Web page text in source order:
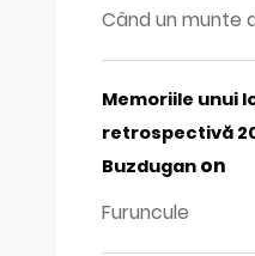
Când un munte
Memoriile unui
retrospectivă
Buzdugan on
Furuncule